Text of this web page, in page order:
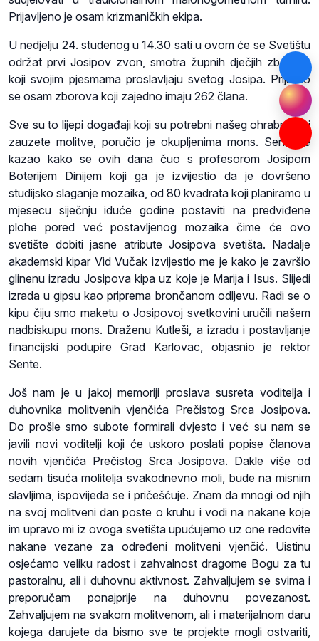
Prijavljeno je osam krizmaničkih ekipa.
U nedjelju 24. studenog u 14.30 sati u ovom će se Svetištu
održat prvi Josipov zvon, smotra župnih dječjih zborova
koji svojim pjesmama proslavljaju svetog Josipa. Prijavilo
se osam zborova koji zajedno imaju 262 člana.
Sve su to lijepi događaji koji su potrebni našeg ohrabrenja i
zauzete molitve, poručio je okupljenima mons. Sente te
kazao kako se ovih dana čuo s profesorom Josipom
Boterijem Dinijem koji ga je izvijestio da je dovršeno
studijsko slaganje mozaika, od 80 kvadrata koji planiramo u
mjesecu siječnju iduće godine postaviti na predviđene
plohe pored već postavljenog mozaika čime će ovo
svetište dobiti jasne atribute Josipova svetišta. Nadalje
akademski kipar Vid Vučak izvijestio me je kako je završio
glinenu izradu Josipova kipa uz koje je Marija i Isus. Slijedi
izrada u gipsu kao priprema brončanom odljevu. Radi se o
kipu čiju smo maketu o Josipovoj svetkovini uručili našem
nadbiskupu mons. Draženu Kutleši, a izradu i postavljanje
financijski podupire Grad Karlovac, objasnio je rektor
Sente.
Još nam je u jakoj memoriji proslava susreta voditelja i
duhovnika molitvenih vjenčića Prečistog Srca Josipova.
Do prošle smo subote formirali dvjesto i već su nam se
javili novi voditelji koji će uskoro poslati popise članova
novih vjenčića Prečistog Srca Josipova. Dakle više od
sedam tisuća molitelja svakodnevno moli, bude na misnim
slavljima, ispovijeda se i pričešćuje. Znam da mnogi od njih
na svoj molitveni dan poste o kruhu i vodi na nakane koje
im upravo mi iz ovoga svetišta upućujemo uz one redovite
nakane vezane za određeni molitveni vjenčić. Uistinu
osjećamo veliku radost i zahvalnost dragome Bogu za tu
pastoralnu, ali i duhovnu aktivnost. Zahvaljujem se svima i
preporučam ponajprije na duhovnu povezanost.
Zahvaljujem na svakom molitvenom, ali i materijalnom daru
kojega darujete da bismo sve te projekte mogli ostvariti,